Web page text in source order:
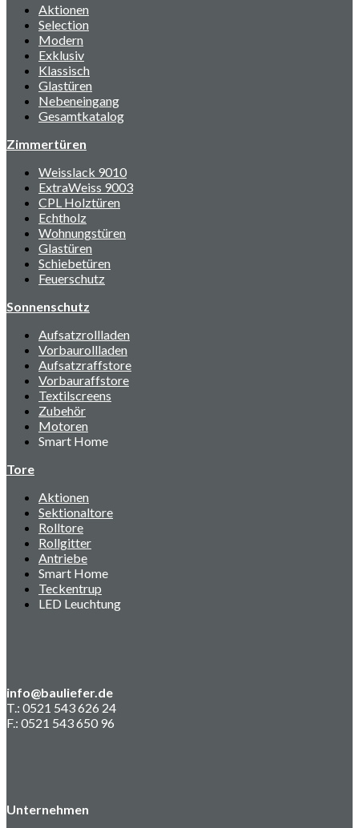
Aktionen
Selection
Modern
Exklusiv
Klassisch
Glastüren
Nebeneingang
Gesamtkatalog
Zimmertüren
Weisslack 9010
ExtraWeiss 9003
CPL Holztüren
Echtholz
Wohnungstüren
Glastüren
Schiebetüren
Feuerschutz
Sonnenschutz
Aufsatzrollladen
Vorbaurollladen
Aufsatzraffstore
Vorbauraffstore
Textilscreens
Zubehör
Motoren
Smart Home
Tore
Aktionen
Sektionaltore
Rolltore
Rollgitter
Antriebe
Smart Home
Teckentrup
LED Leuchtung
info@bauliefer.de
T.: 0521 543 626 24
F.: 0521 543 650 96
Unternehmen